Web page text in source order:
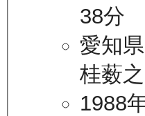
38分
愛知
桂薮
1988